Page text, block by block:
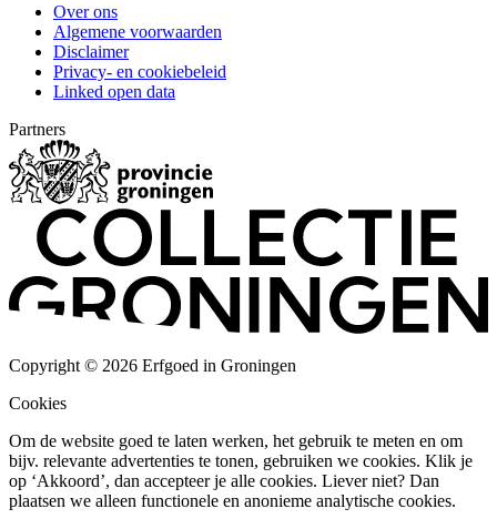
Over ons
Algemene voorwaarden
Disclaimer
Privacy- en cookiebeleid
Linked open data
Partners
Copyright © 2026 Erfgoed in Groningen
Cookies
Om de website goed te laten werken, het gebruik te meten en om
bijv. relevante advertenties te tonen, gebruiken we cookies. Klik je
op ‘Akkoord’, dan accepteer je alle cookies. Liever niet? Dan
plaatsen we alleen functionele en anonieme analytische cookies.